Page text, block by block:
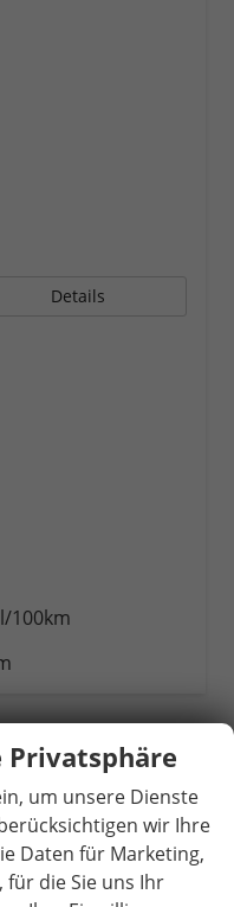
Details
100km
um unsere Dienste
wir Ihre
Daten für Marketing,
die Sie uns Ihr